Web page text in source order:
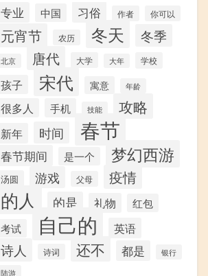
专业 中国 习俗 作者 你可以
元宵节 农历 冬天 冬季
北京 唐代 大学 大年 学校
孩子 宋代 寓意 年龄
很多人 手机 技能 攻略
新年 时间 春节
春节期间 是一个 梦幻西游
汤圆 游戏 父母 疫情
的人 的是 礼物
红包
考试
自己的 英语
诗人 诗词 还不 都是
银行
陆游